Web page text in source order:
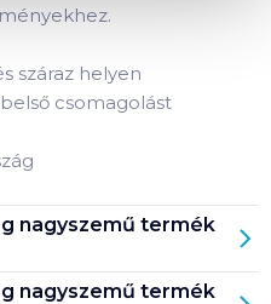
száraz helyen
csomagolást
nagyszemű termék
nagyszemű termék